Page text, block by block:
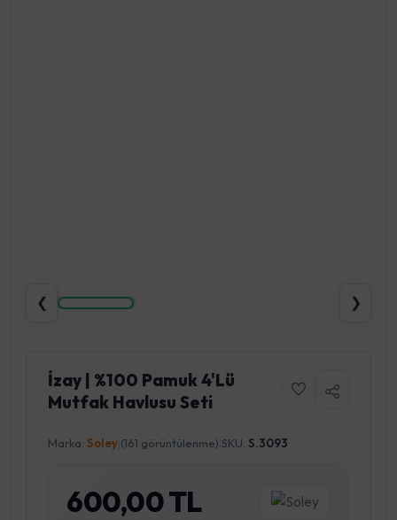
❮ ❯
İzay | %100 Pamuk 4'lü
Mutfak Havlusu Seti
Marka: Soley (161 görüntülenme) SKU: S.3093
600,00 TL